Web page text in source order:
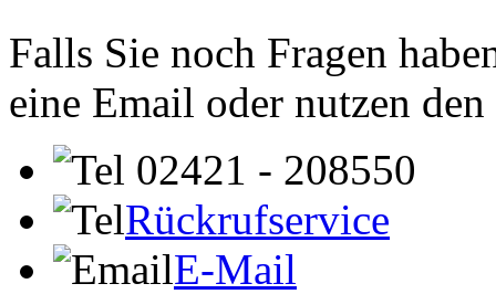
Falls Sie noch Fragen
eine Email oder nutzen
02421 - 208550
Rückrufservice
E-Mail